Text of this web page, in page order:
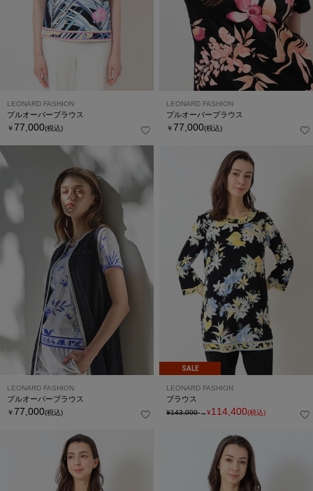
LEONARD FASHION
プルオーバーブラウス
￥77,000(税込)
LEONARD FASHION
プルオーバーブラウス
￥ 77,000(税込)
LEONARD FASHION
プルオーバーブラウス
￥77,000(税込)
SALE
LEONARD FASHION
ブラウス
¥143,000→¥114,400(税込)